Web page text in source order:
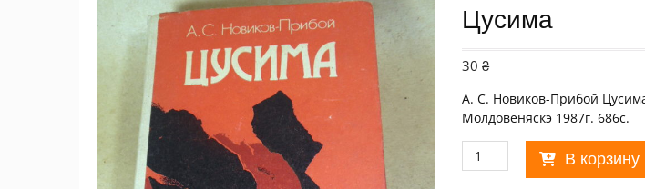
Цусима
30₴
А. С. Новиков-Прибой
Молдовеняскэ 1987г. 686с.
Количество
товара
В корзину